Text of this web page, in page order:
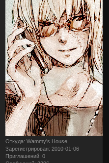
Откуда: Wammy's House
Зарегистрирован: 2010-01-06
Приглашений: 0